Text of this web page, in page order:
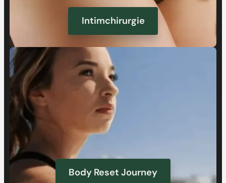
Intimchirurgie
Body Reset Journey